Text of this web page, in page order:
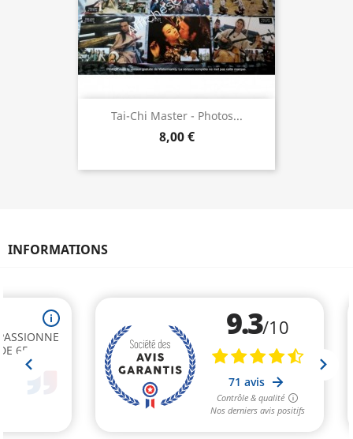
Tai-Chi Master - Photos...
8,00 €
INFORMATIONS